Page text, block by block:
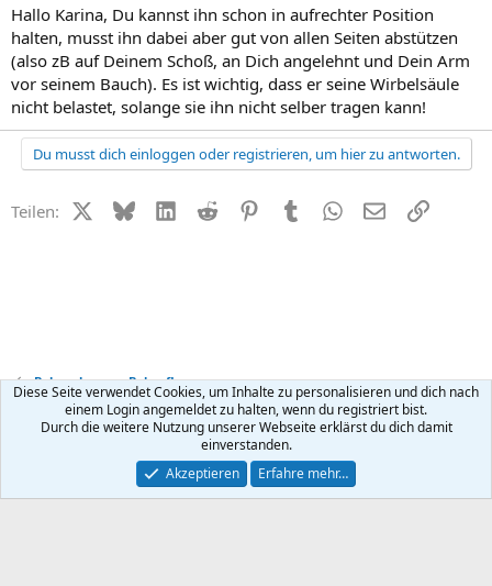
Hallo Karina, Du kannst ihn schon in aufrechter Position
halten, musst ihn dabei aber gut von allen Seiten abstützen
(also zB auf Deinem Schoß, an Dich angelehnt und Dein Arm
vor seinem Bauch). Es ist wichtig, dass er seine Wirbelsäule
nicht belastet, solange sie ihn nicht selber tragen kann!
Du musst dich einloggen oder registrieren, um hier zu antworten.
Teilen: X (Twitter)
BlueskyLinkedIn
Reddit PinterestTumblr WhatsApp
E-MailLink
Babynahrung + Babypflege
Kontakt Nutzungsbedingungen Datenschutz Hilfe
R
Community platform by XenForo ® © 2010-2026 XenForo Ltd.
Diese Seite verwendet Cookies, um Inhalte zu personalisieren und dich nach
einem Login angemeldet zu halten, wenn du registriert bist.
Durch die weitere Nutzung unserer Webseite erklärst du dich damit
einverstanden.
Akzeptieren
Erfahre mehr…